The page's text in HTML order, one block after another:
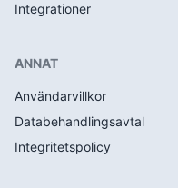
Integrationer
ANNAT
Användarvillkor
Databehandlingsavtal
Integritetspolicy